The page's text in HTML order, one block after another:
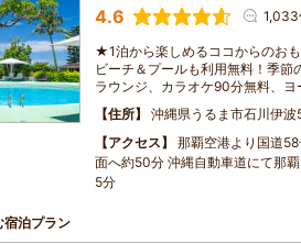
4.6 1,033
★1泊から楽しめるココからのお
ビーチ＆プールも利用無料！季節
ラウンジ、カラオケ90分無料、
住所
沖縄県うるま市石川伊波
アクセス
那覇空港より国道
面へ約50分 沖縄自動車道にて那
5分
宿泊プラン